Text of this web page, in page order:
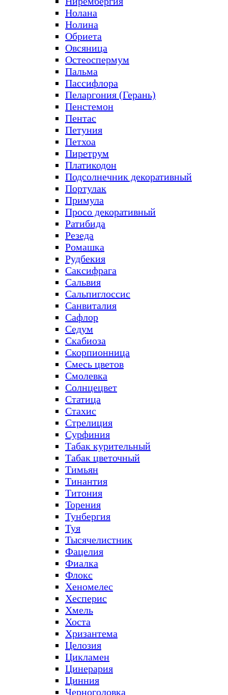
Нолана
Нолина
Обриета
Овсяница
Остеоспермум
Пальма
Пассифлора
Пеларгония (Герань)
Пенстемон
Пентас
Петуния
Петхоа
Пиретрум
Платикодон
Подсолнечник декоративный
Портулак
Примула
Просо декоративный
Ратибида
Резеда
Ромашка
Рудбекия
Саксифрага
Сальвия
Сальпиглоссис
Санвиталия
Сафлор
Седум
Скабиоза
Скорпионница
Смесь цветов
Смолевка
Солнцецвет
Статица
Стахис
Стрелиция
Сурфиния
Табак курительный
Табак цветочный
Тимьян
Тинантия
Титония
Торения
Тунбергия
Туя
Тысячелистник
Фацелия
Фиалка
Флокс
Хеномелес
Хесперис
Хмель
Хоста
Хризантема
Целозия
Цикламен
Цинерария
Цинния
Черноголовка